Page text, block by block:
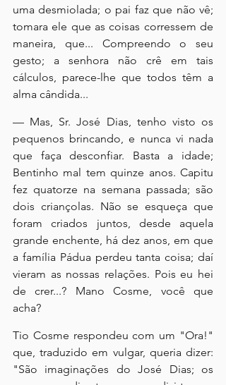
uma desmiolada; o pai faz que não vê;
tomara ele que as coisas corressem de
maneira, que... Compreendo o seu
gesto; a senhora não crê em tais
cálculos, parece-lhe que todos têm a
alma cândida...
— Mas, Sr. José Dias, tenho visto os
pequenos brincando, e nunca vi nada
que faça desconfiar. Basta a idade;
Bentinho mal tem quinze anos. Capitu
fez quatorze na semana passada; são
dois criançolas. Não se esqueça que
foram criados juntos, desde aquela
grande enchente, há dez anos, em que
a família Pádua perdeu tanta coisa; daí
vieram as nossas relações. Pois eu hei
de crer...? Mano Cosme, você que
acha?
Tio Cosme respondeu com um "Ora!"
que, traduzido em vulgar, queria dizer:
"São imaginações do José Dias; os